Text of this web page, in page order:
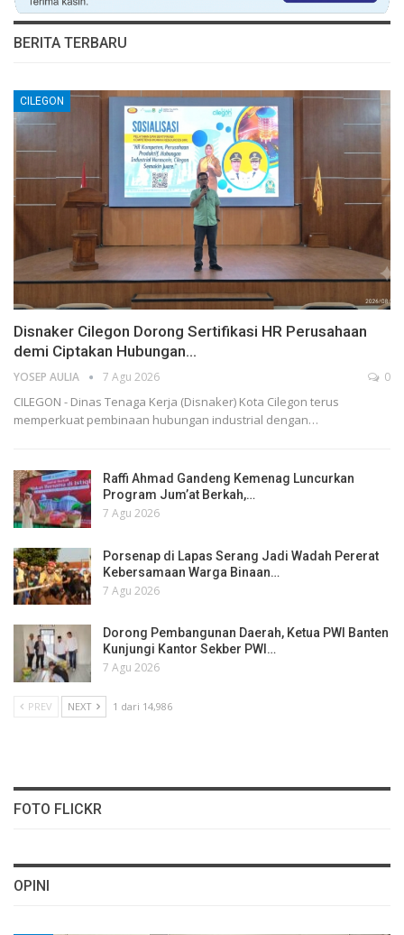
BERITA TERBARU
CILEGON
Disnaker Cilegon Dorong Sertifikasi HR Perusahaan
demi Ciptakan Hubungan…
YOSEP AULIA 7 Agu 2026 0
CILEGON - Dinas Tenaga Kerja (Disnaker) Kota Cilegon terus
memperkuat pembinaan hubungan industrial dengan…
Raffi Ahmad Gandeng Kemenag Luncurkan
Program Jum’at Berkah,…
7 Agu 2026
Porsenap di Lapas Serang Jadi Wadah Pererat
Kebersamaan Warga Binaan…
7 Agu 2026
Dorong Pembangunan Daerah, Ketua PWI Banten
Kunjungi Kantor Sekber PWI…
7 Agu 2026
PREV NEXT 1 dari 14,986
FOTO FLICKR
OPINI